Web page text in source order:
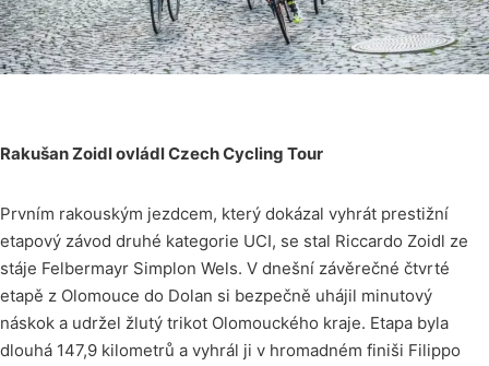
Rakušan Zoidl ovládl Czech Cycling Tour
Prvním rakouským jezdcem, který dokázal vyhrát prestižní
etapový závod druhé kategorie UCI, se stal Riccardo Zoidl ze
stáje Felbermayr Simplon Wels. V dnešní závěrečné čtvrté
etapě z Olomouce do Dolan si bezpečně uhájil minutový
náskok a udržel žlutý trikot Olomouckého kraje. Etapa byla
dlouhá 147,9 kilometrů a vyhrál ji v hromadném finiši Filippo